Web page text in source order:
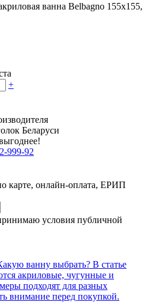
ванна Belbagno 155x155,
+
Беларуси
999-92
карте, онлайн-оплата, ЕРИП
условия публичной
ванну выбрать? В статье
акриловые, чугунные и
подходят для разных
внимание перед покупкой.